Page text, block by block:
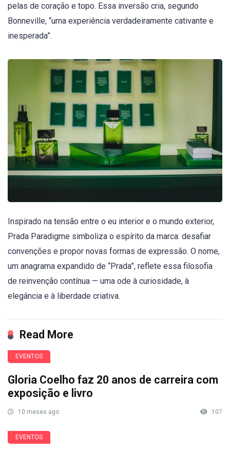
pelas de coração e topo. Essa inversão cria, segundo
Bonneville, “uma experiência verdadeiramente cativante e
inesperada”.
Inspirado na tensão entre o eu interior e o mundo exterior,
Prada Paradigme simboliza o espírito da marca: desafiar
convenções e propor novas formas de expressão. O nome,
um anagrama expandido de “Prada”, reflete essa filosofia
de reinvenção contínua — uma ode à curiosidade, à
elegância e à liberdade criativa.
Read More
EVENTOS
Gloria Coelho faz 20 anos de carreira com
exposição e livro
10 meses ago 107
EVENTOS